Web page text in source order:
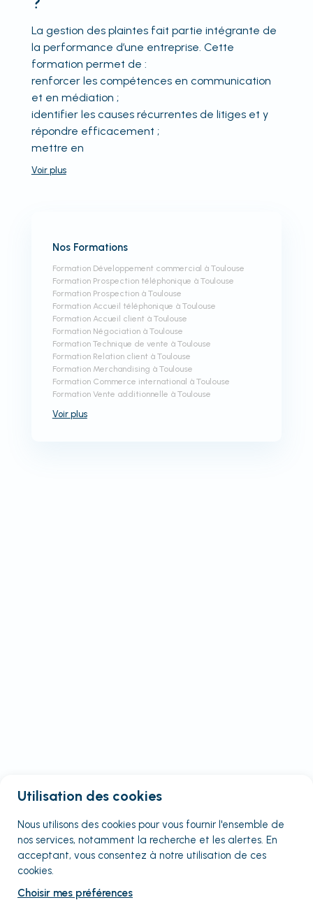
La gestion des plaintes fait partie intégrante de
la performance d’une entreprise. Cette
formation permet de :
renforcer les compétences en communication
et en médiation ;
identifier les causes récurrentes de litiges et y
répondre efficacement ;
mettre en
Voir plus
Nos Formations
Formation Développement commercial à Toulouse
Formation Prospection téléphonique à Toulouse
Formation Prospection à Toulouse
Formation Accueil téléphonique à Toulouse
Formation Accueil client à Toulouse
Formation Négociation à Toulouse
Formation Technique de vente à Toulouse
Formation Relation client à Toulouse
Formation Merchandising à Toulouse
Formation Commerce international à Toulouse
Formation Vente additionnelle à Toulouse
Voir plus
Utilisation des cookies
Nous utilisons des cookies pour vous fournir l'ensemble de
nos services, notamment la recherche et les alertes. En
acceptant, vous consentez à notre utilisation de ces
cookies.
Choisir mes préférences